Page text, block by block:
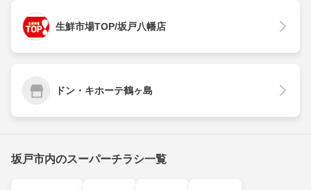
生鮮市場TOP/坂戸八幡店
ドン・キホーテ鶴ヶ島
坂戸市内のスーパーチラシ一覧